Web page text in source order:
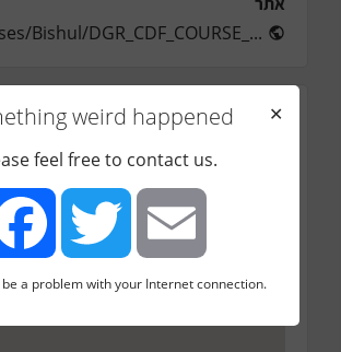
DGR_CDF_COURSE_...
מיקום
weird happened
✕
feel free to contact us.
Twitter Email
a problem with your Internet connection.